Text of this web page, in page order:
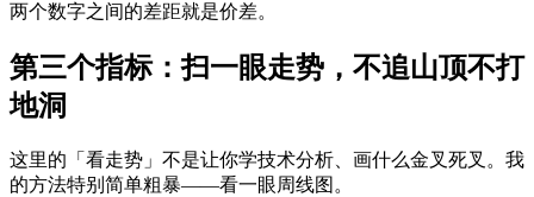
两个数字之间的差距就是价差。
第三个指标：扫一眼走势，不追山顶不打
地洞
这里的「看走势」不是让你学技术分析、画什么金叉死叉。我
的方法特别简单粗暴——看一眼周线图。